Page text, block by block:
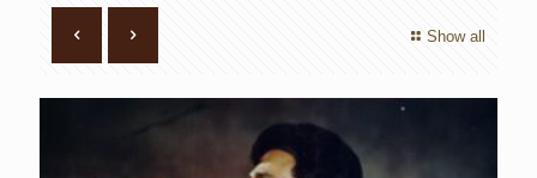
Show all